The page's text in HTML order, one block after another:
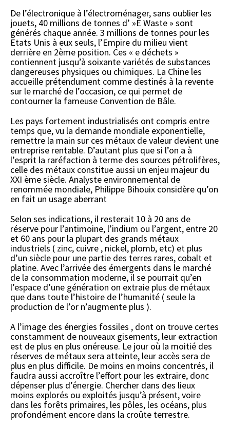
De l’électronique à l’électroménager, sans oublier les
jouets, 40 millions de tonnes d’ »E Waste » sont
générés chaque année. 3 millions de tonnes pour les
Etats Unis à eux seuls, l’Empire du milieu vient
derrière en 2ème position. Ces « e déchets »
contiennent jusqu’à soixante variétés de substances
dangereuses physiques ou chimiques. La Chine les
accueille prétendument comme destinés à la revente
sur le marché de l’occasion, ce qui permet de
contourner la fameuse Convention de Bâle.
Les pays fortement industrialisés ont compris entre
temps que, vu la demande mondiale exponentielle,
remettre la main sur ces métaux de valeur devient une
entreprise rentable. D’autant plus que si l’on a à
l’esprit la raréfaction à terme des sources pétrolifères,
celle des métaux constitue aussi un enjeu majeur du
XXI ème siècle. Analyste environnemental de
renommée mondiale, Philippe Bihouix considère qu’on
en fait un usage aberrant
Selon ses indications, il resterait 10 à 20 ans de
réserve pour l’antimoine, l’indium ou l’argent, entre 20
et 60 ans pour la plupart des grands métaux
industriels ( zinc, cuivre , nickel, plomb, etc) et plus
d’un siècle pour une partie des terres rares, cobalt et
platine. Avec l’arrivée des émergents dans le marché
de la consommation moderne, il se pourrait qu’en
l’espace d’une génération on extraie plus de métaux
que dans toute l’histoire de l’humanité ( seule la
production de l’or n’augmente plus ).
A l’image des énergies fossiles , dont on trouve certes
constamment de nouveaux gisements, leur extraction
est de plus en plus onéreuse. Le jour où la moitié des
réserves de métaux sera atteinte, leur accès sera de
plus en plus difficile. De moins en moins concentrés, il
faudra aussi accroître l’effort pour les extraire, donc
dépenser plus d’énergie. Chercher dans des lieux
moins explorés ou exploités jusqu’à présent, voire
dans les forêts primaires, les pôles, les océans, plus
profondément encore dans la croûte terrestre.